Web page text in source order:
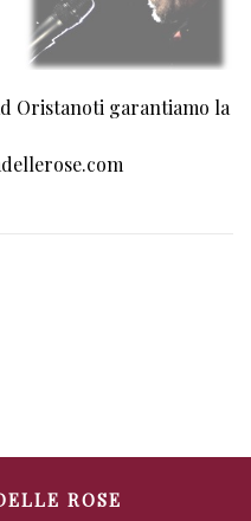
Oristanoti garantiamo la
ROSE